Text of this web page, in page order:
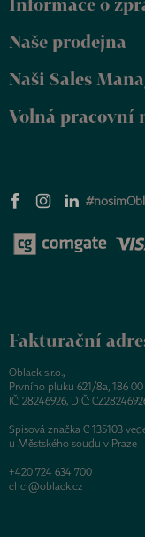
Naše prodejna
Naši Sales
Volná pracovní
Fakturační
Oblack s.r.o.,
Prvního pluku 621/8a, 186
IČ: 28246926, DIČ:
Spisová značka C 135103
u Městského soudu v Praze
+420 724 634 700
chci@oblack.cz